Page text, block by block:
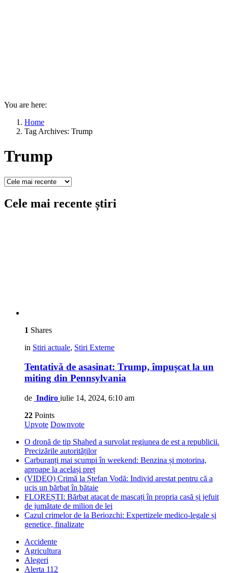
You are here:
Home
Tag Archives: Trump
Trump
Cele mai recente știri
1 Shares
in Stiri actuale, Stiri Externe
Tentativă de asasinat: Trump, împușcat la un
miting din Pennsylvania
de Indiro iulie 14, 2024, 6:10 am
22 Points
Upvote Downvote
O dronă de tip Shahed a survolat regiunea de est a republicii.
Precizările autorităților
Carburanți mai scumpi în weekend: Benzina și motorina,
aproape la același preț
(VIDEO) Crimă la Ștefan Vodă: Individ arestat pentru că a
ucis un bărbat în bătaie
FLOREȘTI: Bărbat atacat de mascați în propria casă și jefuit
de jumătate de milion de lei
Cazul crimelor de la Beriozchi: Expertizele medico-legale și
genetice, finalizate
Accidente
Agricultura
Alegeri
Alerta 112